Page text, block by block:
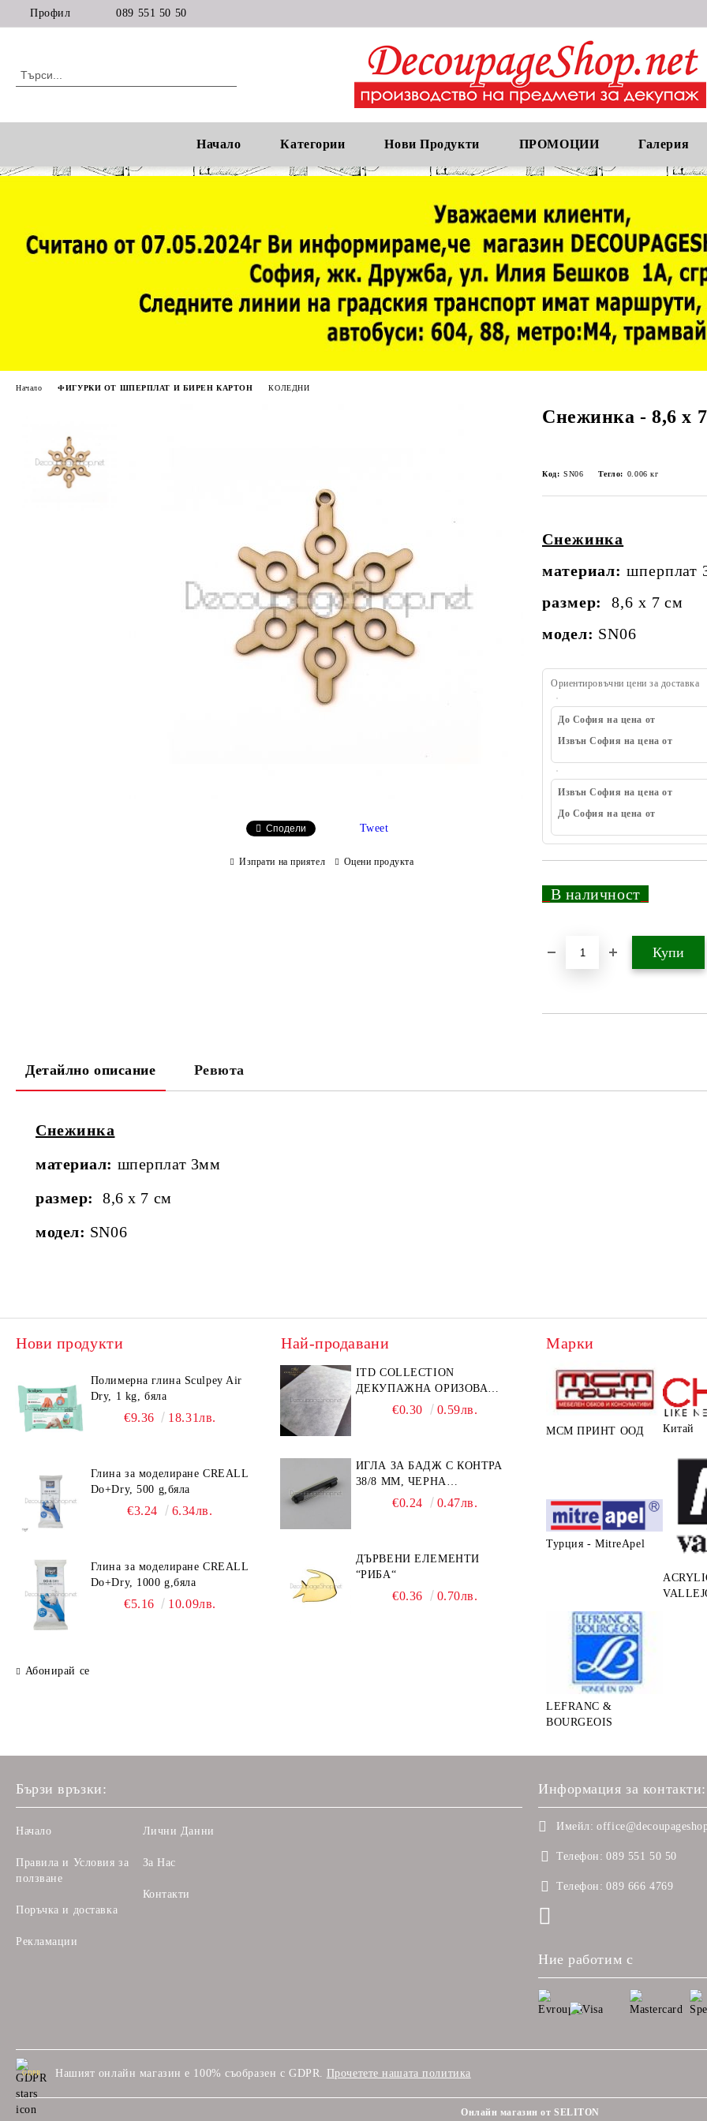
Профил 089 551 50 50
Начало Категории Нови Продукти ПРОМОЦИИ Галерия
Начало ФИГУРКИ ОТ ШПЕРПЛАТ И БИРЕН КАРТОН КОЛЕДНИ
Снежинка - 8,6 х
Код: SN06 Тегло: 0.006 кг
Снежинка
материaл: шперплат
размер:
8,6 х 7 см
модел: SN06
Ориентировъчни цени за доставка
До София на цена от
Извън София на цена от
Извън София на цена от
До София на цена от
В наличност
Сподели Tweet
Изпрати на приятел Оцени продукта
Детайлно описание Ревюта
Снежинка
материaл: шперплат 3мм
размер:
8,6 х 7 см
модел: SN06
Нови продукти
Полимерна глина Sculpey Air
Dry, 1 kg, бяла
€9.36 18.31лв.
Глина за моделиране CREALL
Do+Dry, 500 g,бяла
€3.24 6.34лв.
Глина за моделиране CREALL
Do+Dry, 1000 g,бяла
€5.16 10.09лв.
Абонирай се
Най-продавани
ITD COLLECTION
ДЕКУПАЖНА ОРИЗОВА
ХАРТИЯ А5 БЯЛА - RC044
€0.30 0.59лв.
ИГЛА ЗА БАДЖ С КОНТРА
38/8 ММ, ЧЕРНА
САМОЗАЛЕПВАЩА
€0.24 0.47лв.
ДЪРВЕНИ ЕЛЕМЕНТИ
“РИБА“
€0.36 0.70лв.
Марки
МСМ ПРИНТ ООД Китай
Турция - MitreApel
LEFRANC &
BOURGEOIS
Бързи връзки:
Начало
Правила и Условия за
ползване
Поръчка и доставка
Рекламации
Лични Данни
За Нас
Контакти
Информация за контакти:
Имейл:
Телефон: 089 551 50 50
Телефон: 089 666 4769
Ние работим с
GDPR Нашият онлайн магазин е 100% съобразен с GDPR. Прочетете нашата политика
Онлайн магазин от SELITON